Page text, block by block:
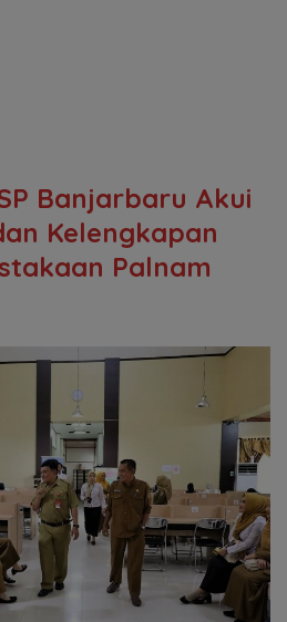
Banjarbaru Akui
Kelengkapan
Palnam